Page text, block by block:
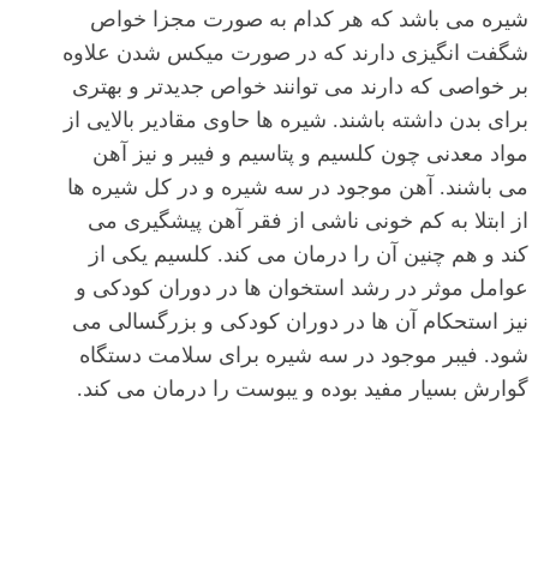
شیره می باشد که هر کدام به صورت مجزا خواص
شگفت انگیزی دارند که در صورت میکس شدن علاوه
بر خواصی که دارند می توانند خواص جدیدتر و بهتری
برای بدن داشته باشند. شیره ها حاوی مقادیر بالایی از
مواد معدنی چون کلسیم و پتاسیم و فیبر و نیز آهن
می باشند. آهن موجود در سه شیره و در کل شیره ها
از ابتلا به کم خونی ناشی از فقر آهن پیشگیری می
کند و هم چنین آن را درمان می کند. کلسیم یکی از
عوامل موثر در رشد استخوان ها در دوران کودکی و
نیز استحکام آن ها در دوران کودکی و بزرگسالی می
شود. فیبر موجود در سه شیره برای سلامت دستگاه
گوارش بسیار مفید بوده و یبوست را درمان می کند.